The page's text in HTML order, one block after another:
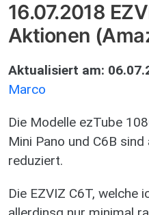
16.07.2018
Aktionen
Aktualisiert am:
Marco
Die Modelle ezTube
Mini Pano und C6B
reduziert.
Die EZVIZ C6T, welche